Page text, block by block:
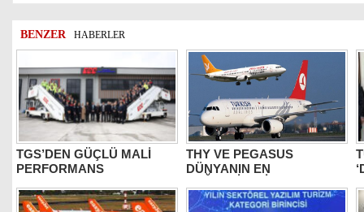
BENZER HABERLER
TGS’DEN GÜÇLÜ MALİ
PERFORMANS
THY VE PEGASUS
DÜNYANIN EN